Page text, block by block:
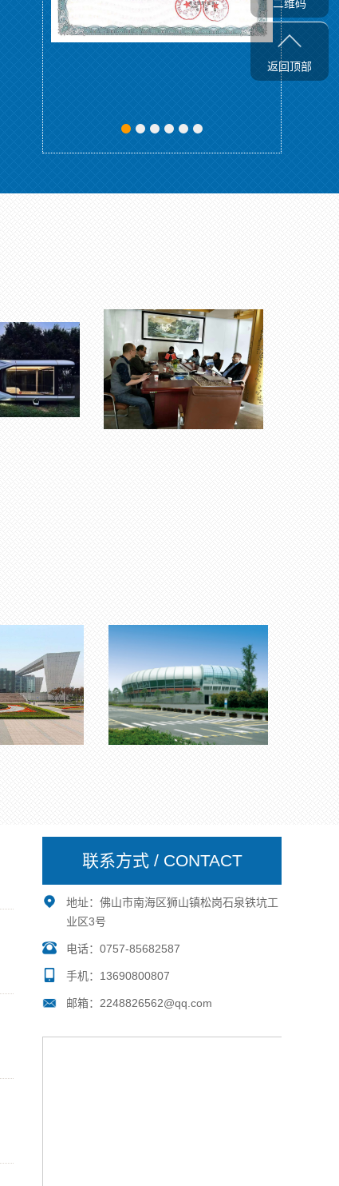
联系方式 / CONTACT
地址：佛山市南海区狮山镇松岗石泉铁坑工
业区3号
电话：0757-85682587
手机：13690800807
邮箱：2248826562@qq.com
二维码
返回顶部